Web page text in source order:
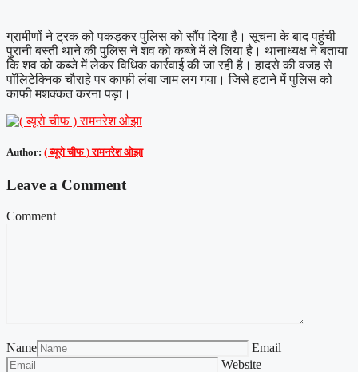
ग्रामीणों ने ट्रक को पकड़कर पुलिस को सौंप दिया है। सूचना के बाद पहुंची
पुरानी बस्ती थाने की पुलिस ने शव को कब्जे में ले लिया है। थानाध्यक्ष ने बताया
कि शव को कब्जे में लेकर विधिक कार्रवाई की जा रही है। हादसे की वजह से
पॉलिटेक्निक चौराहे पर काफी लंबा जाम लग गया। जिसे हटाने में पुलिस को
काफी मशक्कत करना पड़ा।
Author: ( ब्यूरो चीफ ) रामनरेश ओझा
Leave a Comment
Comment
Name
Email
Website